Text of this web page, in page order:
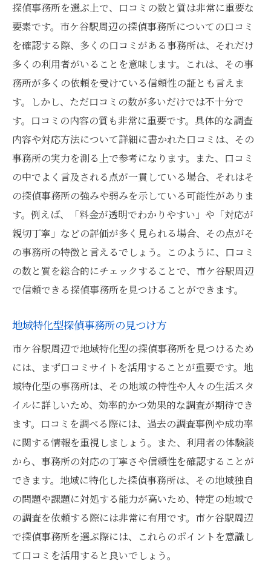
信頼性の高い口コミを見極める
口コミの中の評価ポイントを理解する
具体的な調査結果の信憑性を確認する
利用者の声からサービスの品質を判断する
口コミで見る料金体系の透明性
口コミを元に契約前に確認すべきポイント
探偵事務所の評判を口コミで確認する重要性と
その方法
口コミの重要性を理解する
具体的な評判を確認する方法
信頼できる口コミサイトの見極め方
口コミで探す成功事例
料金に関する口コミ情報の活用法
評判を知るための口コミの読み方
探偵事務所を選ぶ上で、口コミの数と質は非常に重要な
要素です。市ケ谷駅周辺の探偵事務所についての口コミ
を確認する際、多くの口コミがある事務所は、それだけ
多くの利用者がいることを意味します。これは、その事
務所が多くの依頼を受けている信頼性の証とも言えま
す。しかし、ただ口コミの数が多いだけでは不十分で
す。口コミの内容の質も非常に重要です。具体的な調査
内容や対応方法について詳細に書かれた口コミは、その
事務所の実力を測る上で参考になります。また、口コミ
の中でよく言及される点が一貫している場合、それはそ
の探偵事務所の強みや弱みを示している可能性がありま
す。例えば、「料金が透明でわかりやすい」や「対応が
親切丁寧」などの評価が多く見られる場合、その点がそ
の事務所の特徴と言えるでしょう。このように、口コミ
の数と質を総合的にチェックすることで、市ケ谷駅周辺
で信頼できる探偵事務所を見つけることができます。
地域特化型探偵事務所の見つけ方
市ケ谷駅周辺で地域特化型の探偵事務所を見つけるため
には、まず口コミサイトを活用することが重要です。地
域特化型の事務所は、その地域の特性や人々の生活スタ
イルに詳しいため、効率的かつ効果的な調査が期待でき
ます。口コミを調べる際には、過去の調査事例や成功率
に関する情報を重視しましょう。また、利用者の体験談
から、事務所の対応の丁寧さや信頼性を確認することが
できます。地域に特化した探偵事務所は、その地域独自
の問題や課題に対処する能力が高いため、特定の地域で
の調査を依頼する際には非常に有用です。市ケ谷駅周辺
で探偵事務所を選ぶ際には、これらのポイントを意識し
て口コミを活用すると良いでしょう。